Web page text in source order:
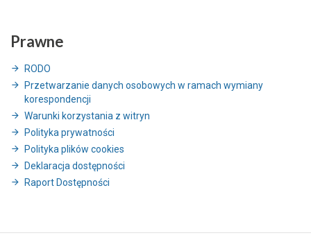
Prawne
RODO
Przetwarzanie danych osobowych w ramach wymiany
korespondencji
Warunki korzystania z witryn
Polityka prywatności
Polityka plików cookies
Deklaracja dostępności
Raport Dostępności